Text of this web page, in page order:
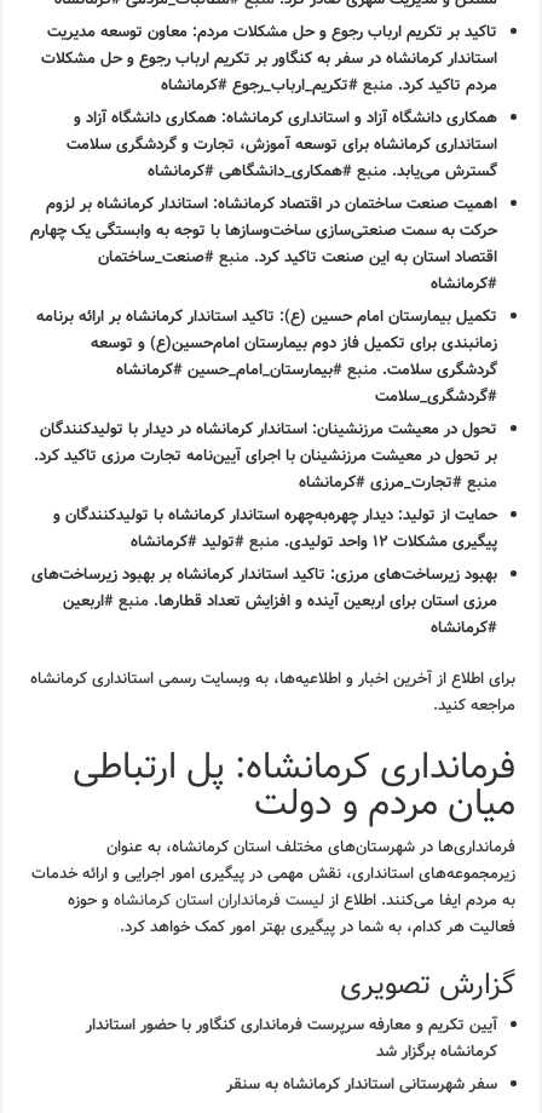
تاکید بر تکریم ارباب رجوع و حل مشکلات مردم: معاون توسعه مدیریت
استاندار کرمانشاه در سفر به کنگاور بر تکریم ارباب رجوع و حل مشکلات
مردم تاکید کرد.منبع#تکریم_ارباب_رجوع #کرمانشاه
همکاری دانشگاه آزاد و استانداری کرمانشاه: همکاری دانشگاه آزاد و
استانداری کرمانشاه برای توسعه آموزش، تجارت و گردشگری سلامت
گسترش می‌یابد.منبع#همکاری_دانشگاهی #کرمانشاه
اهمیت صنعت ساختمان در اقتصاد کرمانشاه: استاندار کرمانشاه بر لزوم
حرکت به سمت صنعتی‌سازی ساخت‌وسازها با توجه به وابستگی یک چهارم
اقتصاد استان به این صنعت تاکید کرد.منبع#صنعت_ساختمان
#کرمانشاه
تکمیل بیمارستان امام حسین (ع): تاکید استاندار کرمانشاه بر ارائه برنامه
زمانبندی برای تکمیل فاز دوم بیمارستان امام‌حسین(ع) و توسعه
گردشگری سلامت.منبع#بیمارستان_امام_حسین #کرمانشاه
#گردشگری_سلامت
تحول در معیشت مرزنشینان: استاندار کرمانشاه در دیدار با تولیدکنندگان
بر تحول در معیشت مرزنشینان با اجرای آیین‌نامه تجارت مرزی تاکید کرد.
منبع#تجارت_مرزی #کرمانشاه
حمایت از تولید: دیدار چهره‌به‌چهره استاندار کرمانشاه با تولیدکنندگان و
پیگیری مشکلات ۱۲ واحد تولیدی.
منبع#تولید #کرمانشاه
بهبود زیرساخت‌های مرزی: تاکید استاندار کرمانشاه بر بهبود زیرساخت‌های
مرزی استان برای اربعین آینده و افزایش تعداد قطارها.منبع#اربعین
#کرمانشاه
برای اطلاع از آخرین اخبار و اطلاعیه‌ها، به وبسایت رسمی استانداری کرمانشاه
مراجعه کنید.
فرمانداری کرمانشاه: پل ارتباطی
میان مردم و دولت
فرمانداری‌ها در شهرستان‌های مختلف استان کرمانشاه، به عنوان
زیرمجموعه‌های استانداری، نقش مهمی در پیگیری امور اجرایی و ارائه خدمات
به مردم ایفا می‌کنند. اطلاع ازلیست فرمانداران استان کرمانشاهو حوزه
فعالیت هر کدام، به شما در پیگیری بهتر امور کمک خواهد کرد.
گزارش تصویری
آیین تکریم و معارفه سرپرست فرمانداری کنگاور با حضور استاندار
کرمانشاه برگزار شد
سفر شهرستانی استاندار کرمانشاه به سنقر